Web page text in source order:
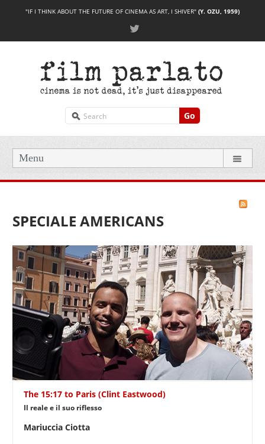
"IF I THINK ABOUT THE FUTURE OF CINEMA AS ART, I SHIVER" (Y. OZU, 1959)
Go
Menu
SPECIALE AMERICANS
The 15:17 to Paris (Clint Eastwood)
Il reale e il suo riflesso
Mariuccia Ciotta